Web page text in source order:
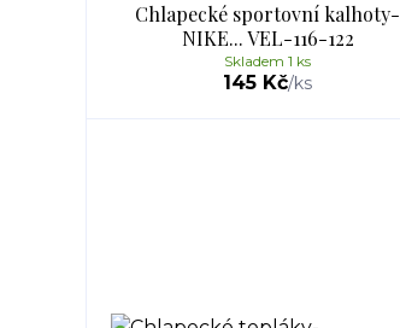
Chlapecké sportovní kalhoty-
NIKE... VEL-116-122
145 Kč/ks
Skladem 1 ks